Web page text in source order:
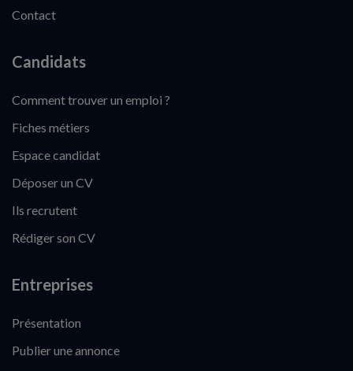
Contact
Candidats
Comment trouver un emploi ?
Fiches métiers
Espace candidat
Déposer un CV
Ils recrutent
Rédiger son CV
Entreprises
Présentation
Publier une annonce